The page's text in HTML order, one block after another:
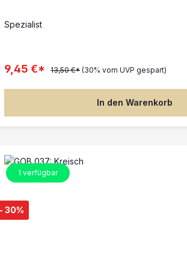
Spezialist
9,45 €* 13,50 €* (30% vom UVP gespart)
In den Warenkorb
1 verfügbar
30%